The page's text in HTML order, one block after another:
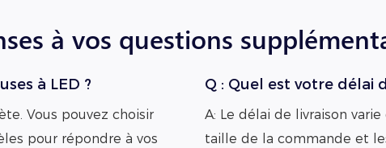
à vos questions
à LED ?
Vous pouvez choisir
pour répondre à vos
Q : Quel est votre délai
A: Le délai de livraison
taille de la commande et